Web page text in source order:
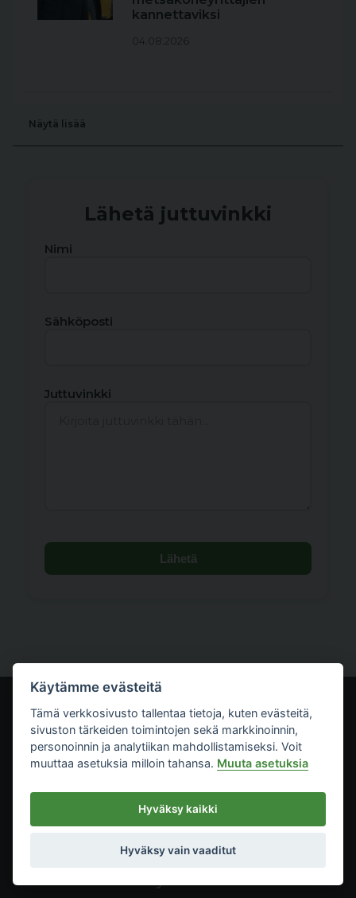
kannettaviksi
04.08.2026
Näytä lisää
Lähetä juttuvinkki
Nimi
Sähköposti
Juttuvinkki
Lähetä
Metsätrans-Lehti Oy
Käytämme evästeitä
Tämä verkkosivusto tallentaa tietoja, kuten evästeitä,
sivuston tärkeiden toimintojen sekä markkinoinnin,
personoinnin ja analytiikan mahdollistamiseksi. Voit
muuttaa asetuksia milloin tahansa. Muuta asetuksia
Hyväksy kaikki
Hyväksy vain vaaditut